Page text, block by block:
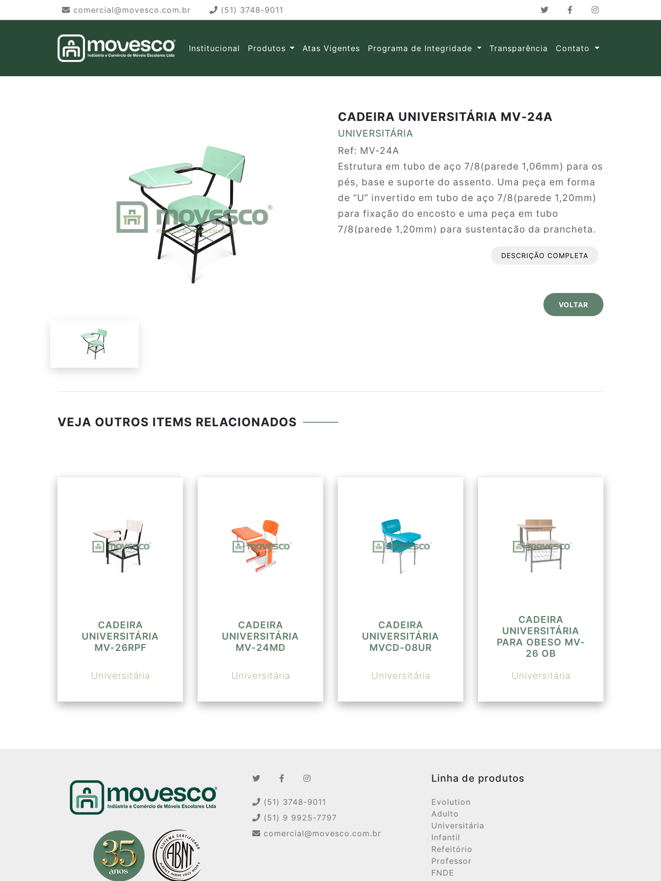
comercial@movesco.com.br (51) 3748-9011
Institucional Produtos Atas Vigentes Programa de Integridade Transparência Contato
CADEIRA UNIVERSITÁRIA MV-24A
UNIVERSITÁRIA
Ref: MV-24A
Estrutura em tubo de aço 7/8(parede 1,06mm) para os
pés, base e suporte do assento. Uma peça em forma
de “U” invertido em tubo de aço 7/8(parede 1,20mm)
para fixação do encosto e uma peça em tubo
7/8(parede 1,20mm) para sustentação da prancheta.
0,90mm). Suporte da prancheta em tubo 3/4 (parede
internas. Soldagem pelo processo MIG em todas as
junções. Proteção da superfície com tratamento
Raio de curvatura da parte boleada de 12mm. Fixados
a estrutura através de parafusos autoatarraxantes
5x30PHP. Altura do assento ao chão 440mm, altura
do encosto ao chão 790mm e altura da prancheta ao
DESCRIÇÃO COMPLETA
VOLTAR
VEJA OUTROS ITEMS RELACIONADOS
CADEIRA
UNIVERSITÁRIA
MV-26RPF
Universitária
CADEIRA
UNIVERSITÁRIA
MV-24MD
Universitária
CADEIRA
UNIVERSITÁRIA
MVCD-08UR
Universitária
CADEIRA
UNIVERSITÁRIA
PARA OBESO MV-
26 OB
Universitária
(51) 3748-9011
(51) 9 9925-7797
comercial@movesco.com.br
Linha de produtos
Evolution
Adulto
Universitária
Infantil
Refeitório
Professor
FNDE